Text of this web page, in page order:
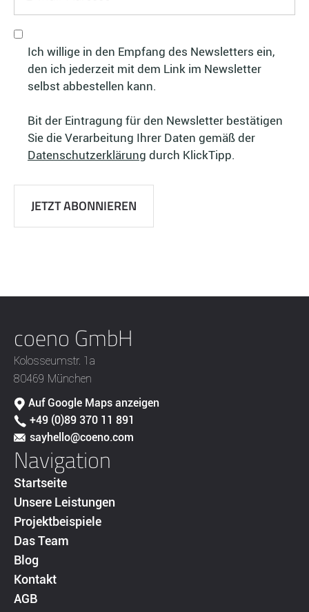
Ich willige in den Empfang des Newsletters ein,
den ich jederzeit mit dem Link im Newsletter
selbst abbestellen kann.
Bit der Eintragung für den Newsletter bestätigen
Sie die Verarbeitung Ihrer Daten gemäß der
Datenschutzerklärung durch KlickTipp.
coeno GmbH
Kolosseumstr. 1a
80469 München
Auf Google Maps anzeigen
+49 (0)89 370 11 891
sayhello@coeno.com
Navigation
Startseite
Unsere Leistungen
Projektbeispiele
Das Team
Blog
Kontakt
AGB